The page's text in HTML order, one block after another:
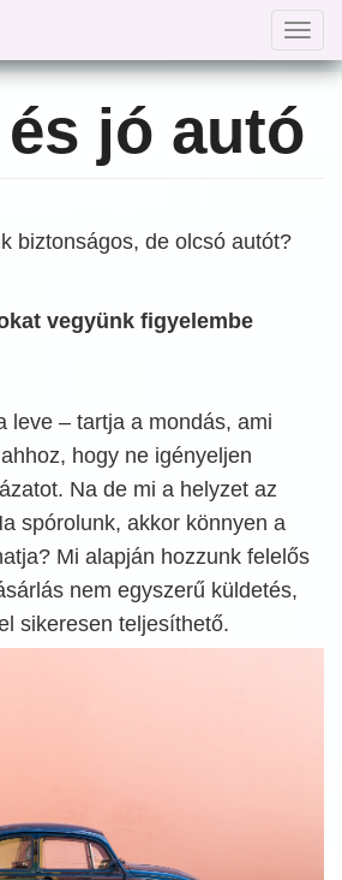
jó autó
biztonságos, de olcsó autót?
vegyünk figyelembe
leve – tartja a mondás, ami
hogy ne igényeljen
Na de mi a helyzet az
spórolunk, akkor könnyen a
Mi alapján hozzunk felelős
nem egyszerű küldetés,
sikeresen teljesíthető.